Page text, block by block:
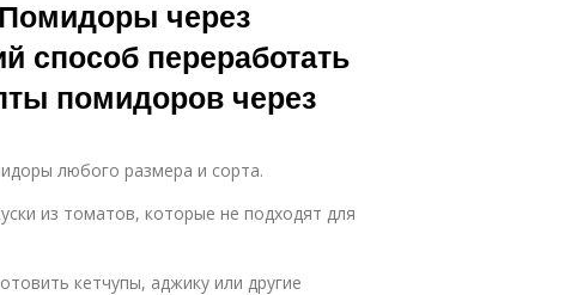
через
способ переработать
помидоров через
любого размера и сорта.
из томатов, которые не подходят для
кетчупы, аджику или другие